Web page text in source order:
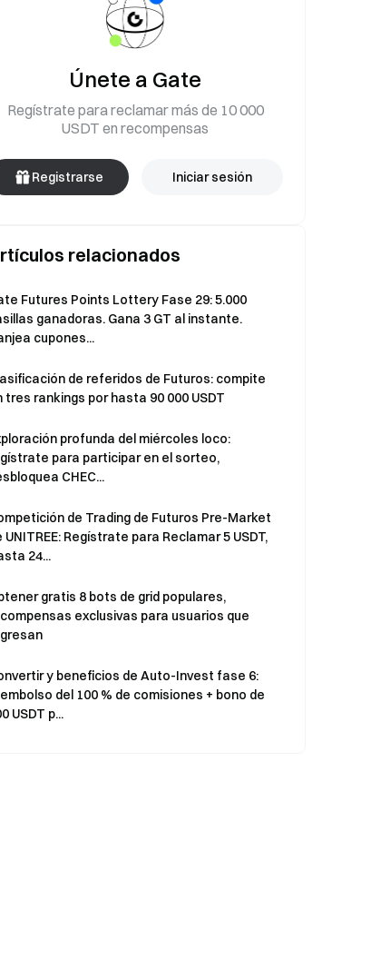
Únete a Gate
Regístrate para reclamar más de 10 000
USDT en recompensas
Registrarse Iniciar sesión
relacionados
Futures Points Lottery Fase 29: 5.000
ganadoras. Gana 3 GT al instante.
cupones...
de referidos de Futuros: compite
tres rankings por hasta 90 000 USDT
profunda del miércoles loco:
para participar en el sorteo,
CHEC...
de Trading de Futuros Pre-Market
UNITREE: Regístrate para Reclamar 5 USDT,
24...
gratis 8 bots de grid populares,
exclusivas para usuarios que
y beneficios de Auto-Invest fase 6:
del 100 % de comisiones + bono de
USDT p...